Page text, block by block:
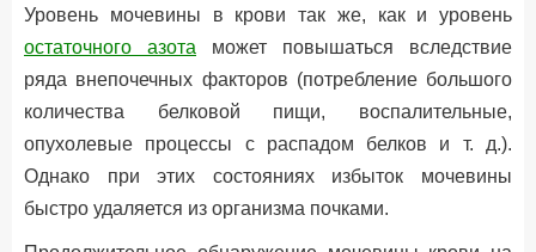
Уровень мочевины в крови так же, как и уровень
остаточного азота может повышаться вследствие
ряда внепочечных факторов (потребление большого
количества белковой пищи, воспалительные,
опухолевые процессы с распадом белков и т. д.).
Однако при этих состояниях избыток мочевины
быстро удаляется из организма почками.